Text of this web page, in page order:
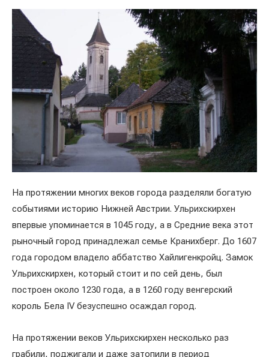
На протяжении многих веков города разделяли богатую
событиями историю Нижней Австрии. Ульрихскирхен
впервые упоминается в 1045 году, а в Средние века этот
рыночный город принадлежал семье Кранихберг. До 1607
года городом владело аббатство Хайлигенкройц. Замок
Ульрихскирхен, который стоит и по сей день, был
построен около 1230 года, а в 1260 году венгерский
король Бела IV безуспешно осаждал город.
На протяжении веков Ульрихскирхен несколько раз
грабили, поджигали и даже затопили в период